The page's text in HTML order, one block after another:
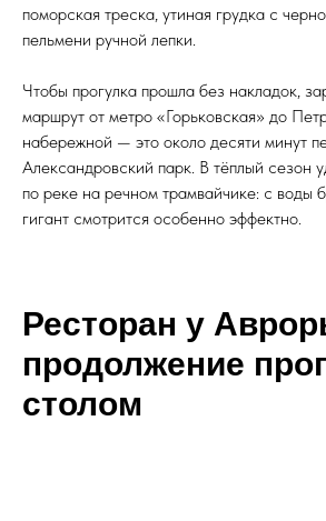
поморская треска, утиная грудка с
пельмени ручной лепки.
Чтобы прогулка прошла без накладок,
маршрут от метро «Горьковская» до
набережной — это около десяти минут
Александровский парк. В тёплый сезон
по реке на речном трамвайчике: с воды
гигант смотрится особенно эффектно.
Ресторан у
продолжение
столом